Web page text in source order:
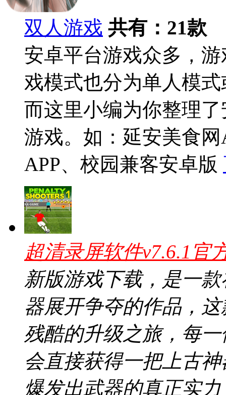
双人游戏 共有： 21款
安卓平台游戏众多，
戏模式也分为单人模
而这里小编为你整理
游戏。如：延安美食
APP、校园兼客安卓版
超清录屏软件v7.6.1官
新版游戏下载，是一
器展开争夺的作品，
残酷的升级之旅，每
会直接获得一把上古
爆发出武器的真正实